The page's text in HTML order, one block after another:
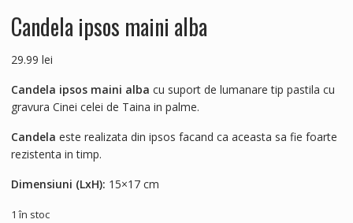
Candela ipsos maini alba
29.99 lei
Candela ipsos maini alba cu suport de lumanare tip pastila cu
gravura Cinei celei de Taina in palme.
Candela este realizata din ipsos facand ca aceasta sa fie foarte
rezistenta in timp.
Dimensiuni (LxH): 15×17 cm
1 în stoc